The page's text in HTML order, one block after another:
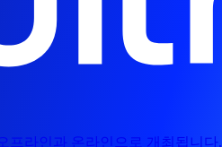
프라인과 온라인으로 개최됩니다.